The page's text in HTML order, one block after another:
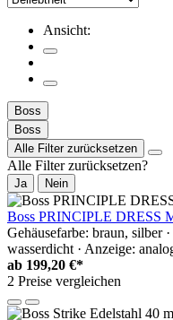
Ansicht:
Boss
Boss
Alle Filter zurücksetzen
Alle Filter zurücksetzen?
Ja Nein
Boss PRINCIPLE DRESS
Gehäusefarbe: braun, silber
wasserdicht · Anzeige:
ab 199,20 €*
2 Preise vergleichen